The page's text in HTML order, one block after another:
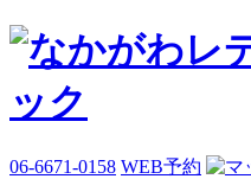
06-6671-0158 WEB予約